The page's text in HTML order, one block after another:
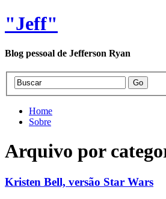
"Jeff"
Blog pessoal de Jefferson Ryan
Home
Sobre
Arquivo por
Kristen Bell, versão Star Wars